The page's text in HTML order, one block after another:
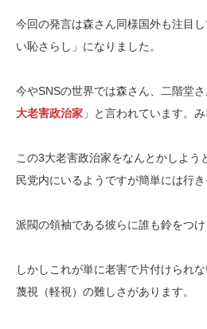
今回の発言は森さん同様国外も注目
い恥さらし」になりました。
今やSNSの世界では森さん、二階堂
大老害政治家 」と言われています。
この3大老害政治家をなんとかしよう
民党内にいるようですが簡単には行き
派閥の領袖である彼らに誰も鈴をつけ
しかしこれが単に老害で片付けられ
蔑視（軽視）の難しさがあります。